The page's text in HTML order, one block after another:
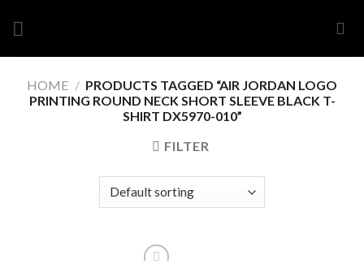
HOME / PRODUCTS TAGGED “AIR JORDAN LOGO
PRINTING ROUND NECK SHORT SLEEVE BLACK T-
SHIRT DX5970-010”
FILTER